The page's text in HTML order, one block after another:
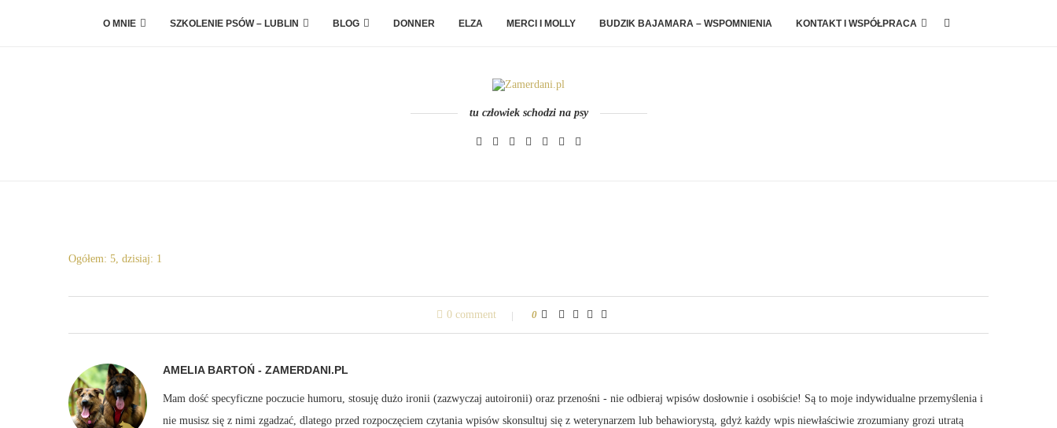
O MNIE SZKOLENIE PSÓW – LUBLIN BLOG DONNER ELZA MERCI I MOLLY BUDZIK BAJAMARA – WSPOMNIENIA KONTAKT I WSPÓŁPRACA
tu człowiek schodzi na psy
Ogółem: 5, dzisiaj: 1
0 comment 0
AMELIA BARTOŃ - ZAMERDANI.PL
Mam dość specyficzne poczucie humoru, stosuję dużo ironii (zazwyczaj autoironii) oraz przenośni - nie odbieraj wpisów dosłownie i osobiście! Są to moje indywidualne przemyślenia i
nie musisz się z nimi zgadzać, dlatego przed rozpoczęciem czytania wpisów skonsultuj się z weterynarzem lub behawiorystą, gdyż każdy wpis niewłaściwie zrozumiany grozi utratą